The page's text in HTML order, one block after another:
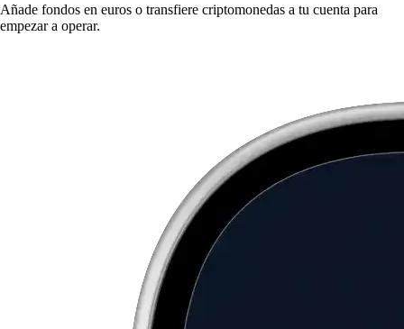
Añade fondos en euros o transfiere criptomonedas a tu cuenta para
empezar a operar.